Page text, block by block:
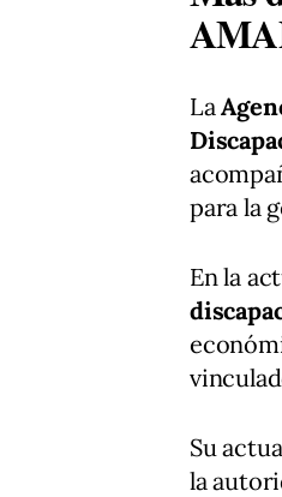
La
para la
En la
Su
la